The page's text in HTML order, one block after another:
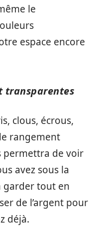
le
espace encore
transparentes
clous, écrous,
rangement
permettra de voir
avez sous la
garder tout en
de l’argent pour
déjà.